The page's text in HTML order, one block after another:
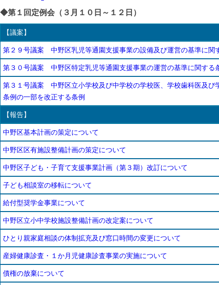
◆第１回定例会（３月１０日～１２日）
【議案】
第２９号議案 中野区乳児等通園支援事業の設備及び運営の基準に関
第３０号議案 中野区特定乳児等通園支援事業の運営の基準に関する
第３１号議案 中野区立小学校及び中学校の学校医、学校歯科医及び
条例の一部を改正する条例
【報告】
中野区基本計画の策定について
中野区区有施設整備計画の策定について
中野区子ども・子育て支援事業計画（第３期）改訂について
子ども相談室の移転について
給付型奨学金事業について
中野区立小中学校施設整備計画の改定案について
ひとり親家庭相談の体制拡充及び窓口時間の変更について
産婦健康診査・１か月児健康診査事業の実施について
債権の放棄について